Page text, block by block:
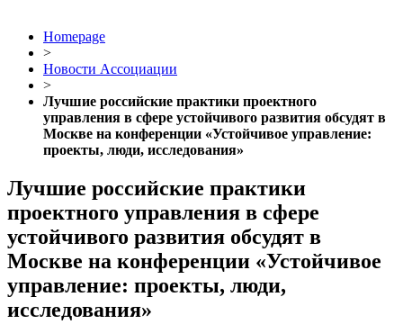
Homepage
>
Новости Ассоциации
>
Лучшие российские практики проектного
управления в сфере устойчивого развития обсудят в
Москве на конференции «Устойчивое управление:
проекты, люди, исследования»
Лучшие российские практики
проектного управления в сфере
устойчивого развития обсудят в
Москве на конференции «Устойчивое
управление: проекты, люди,
исследования»